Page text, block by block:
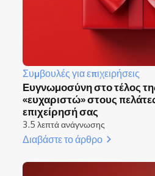
Συμβουλές για επιχειρήσεις
Ευγνωμοσύνη στο τέλος
«ευχαριστώ» στους
επιχείρησή σας
3.5 λεπτά ανάγνωσης
Διαβάστε το άρθρο